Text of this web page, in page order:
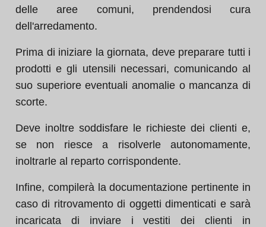
delle aree comuni, prendendosi cura
dell'arredamento.
Prima di iniziare la giornata, deve preparare tutti i
prodotti e gli utensili necessari, comunicando al
suo superiore eventuali anomalie o mancanza di
scorte.
Deve inoltre soddisfare le richieste dei clienti e,
se non riesce a risolverle autonomamente,
inoltrarle al reparto corrispondente.
Infine, compilerà la documentazione pertinente in
caso di ritrovamento di oggetti dimenticati e sarà
incaricata di inviare i vestiti dei clienti in